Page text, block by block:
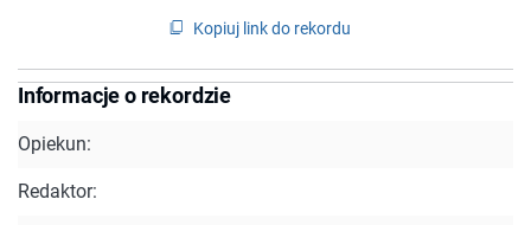
Kopiuj link do rekordu
Informacje o rekordzie
Opiekun:
Redaktor: